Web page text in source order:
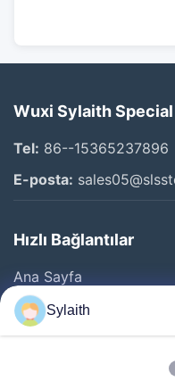
Wuxi Sylaith
Tel: 86--15365237896
E-posta:
Hızlı Bağlantılar
Ana Sayfa
Ürünler
VİDEOLAR
Sylaith